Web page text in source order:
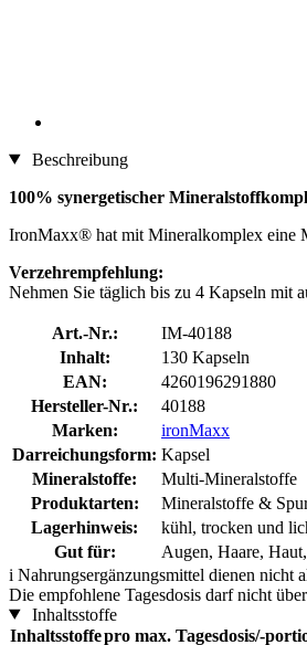
Beschreibung
100% synergetischer
IronMaxx® hat mit Mineralkomplex eine
Verzehrempfehlung:
Nehmen Sie täglich bis zu 4 Kapseln mit
Art.-Nr.:
IM-40188
Inhalt:
130 Kapseln
EAN:
4260196291880
Hersteller-Nr.:
40188
Marken:
ironMaxx
Darreichungsform: Kapsel
Mineralstoffe:
Multi-Mineralstoffe
Produktarten:
Mineralstoffe &
Lagerhinweis:
kühl, trocken und
Gut für:
Augen, Haare,
i Nahrungsergänzungsmittel dienen nicht
Die empfohlene Tagesdosis darf nicht
Inhaltsstoffe
Inhaltsstoffepro max. Tagesdosis/-